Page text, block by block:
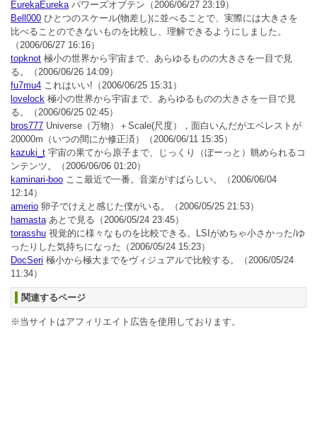
EurekaEurekaパワーズオブテン （2006/06/27 23:19）
Bell000 ひとつのスケール(物差し)に並べることで、実際には大きさを
比べることのできないものを比較し、理解できるようにしました。
（2006/06/27 16:16）
topknot 極小の世界から宇宙まで、あらゆるものの大きさを一目で見
る。
（2006/06/26 14:09）
fu7mu4 これはいい! （2006/06/25 15:31）
lovelock 極小の世界から宇宙まで、あらゆるものの大きさを一目で見
る。
（2006/06/25 02:45）
bros777 Universe（万物）＋Scale(尺度），面白いんだがエベレストが
20000m（いつの間にか修正済）
（2006/06/11 15:35）
kazuki_t 宇宙の果てから原子まで、じっくり（ぼーっと）眺められるコ
ンテンツ。
（2006/06/06 01:20）
kaminari-boo ここ最近で一番。音楽がすばらしい。
（2006/06/04
12:14）
amerio 卵子でけえと感じた僕がいる。
（2006/05/25 21:53）
hamastaあとで見る （2006/05/24 23:45）
torasshu 視覚的に様々なものを比較できる。LSIがめちゃ小さかった/ゆ
ったりした気持ちになった （2006/05/24 15:23）
DocSeri 極小から極大までをヴィジュアルで比較する。
（2006/05/24
11:34）
関連するページ
※当サイトはアフィリエイト広告を使用しております。